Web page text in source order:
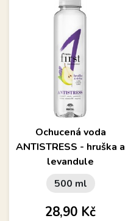
Ochucená voda
ANTISTRESS - hruška a
levandule
500 ml
Cena
28,90 Kč